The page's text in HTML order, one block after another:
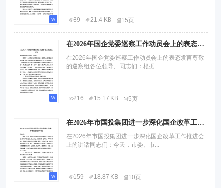
89 21.4 KB 15页
在2026年国企党委巡察工作动员会上的表态发言.docx
在2026年国企党委巡察工作动员会上的表态发言尊敬
的巡察组各位领导、同志们：根据...
216 15.17 KB 5页
在2026年市国投集团进一步深化国企改革工作推进会上的讲话.docx
在2026年市国投集团进一步深化国企改革工作推进会
上的讲话同志们：今天，市委、市...
159 18.87 KB 10页